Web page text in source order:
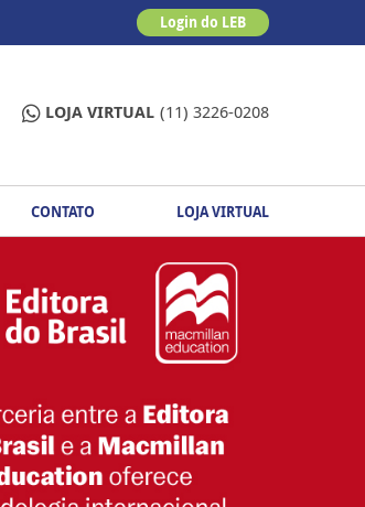
Login do LEB
LOJA VIRTUAL (11) 3226-0208
CONTATO LOJA VIRTUAL